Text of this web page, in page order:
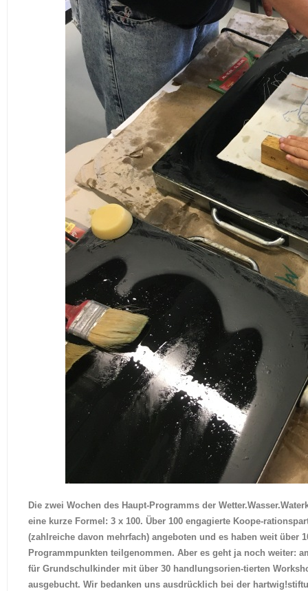
Die zwei Wochen des Haupt-Programms der
eine kurze Formel: 3 x 100. Über 100 engagierte Koope-
(zahlreiche davon mehrfach) angeboten und es haben weit über
Programmpunkten teilgenommen. Aber es geht ja noch weiter:
für Grundschulkinder mit über 30 handlungsorien-tierten
ausgebucht. Wir bedanken uns ausdrücklich bei der